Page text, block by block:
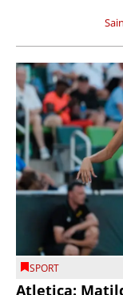
SPORT
Atletica: